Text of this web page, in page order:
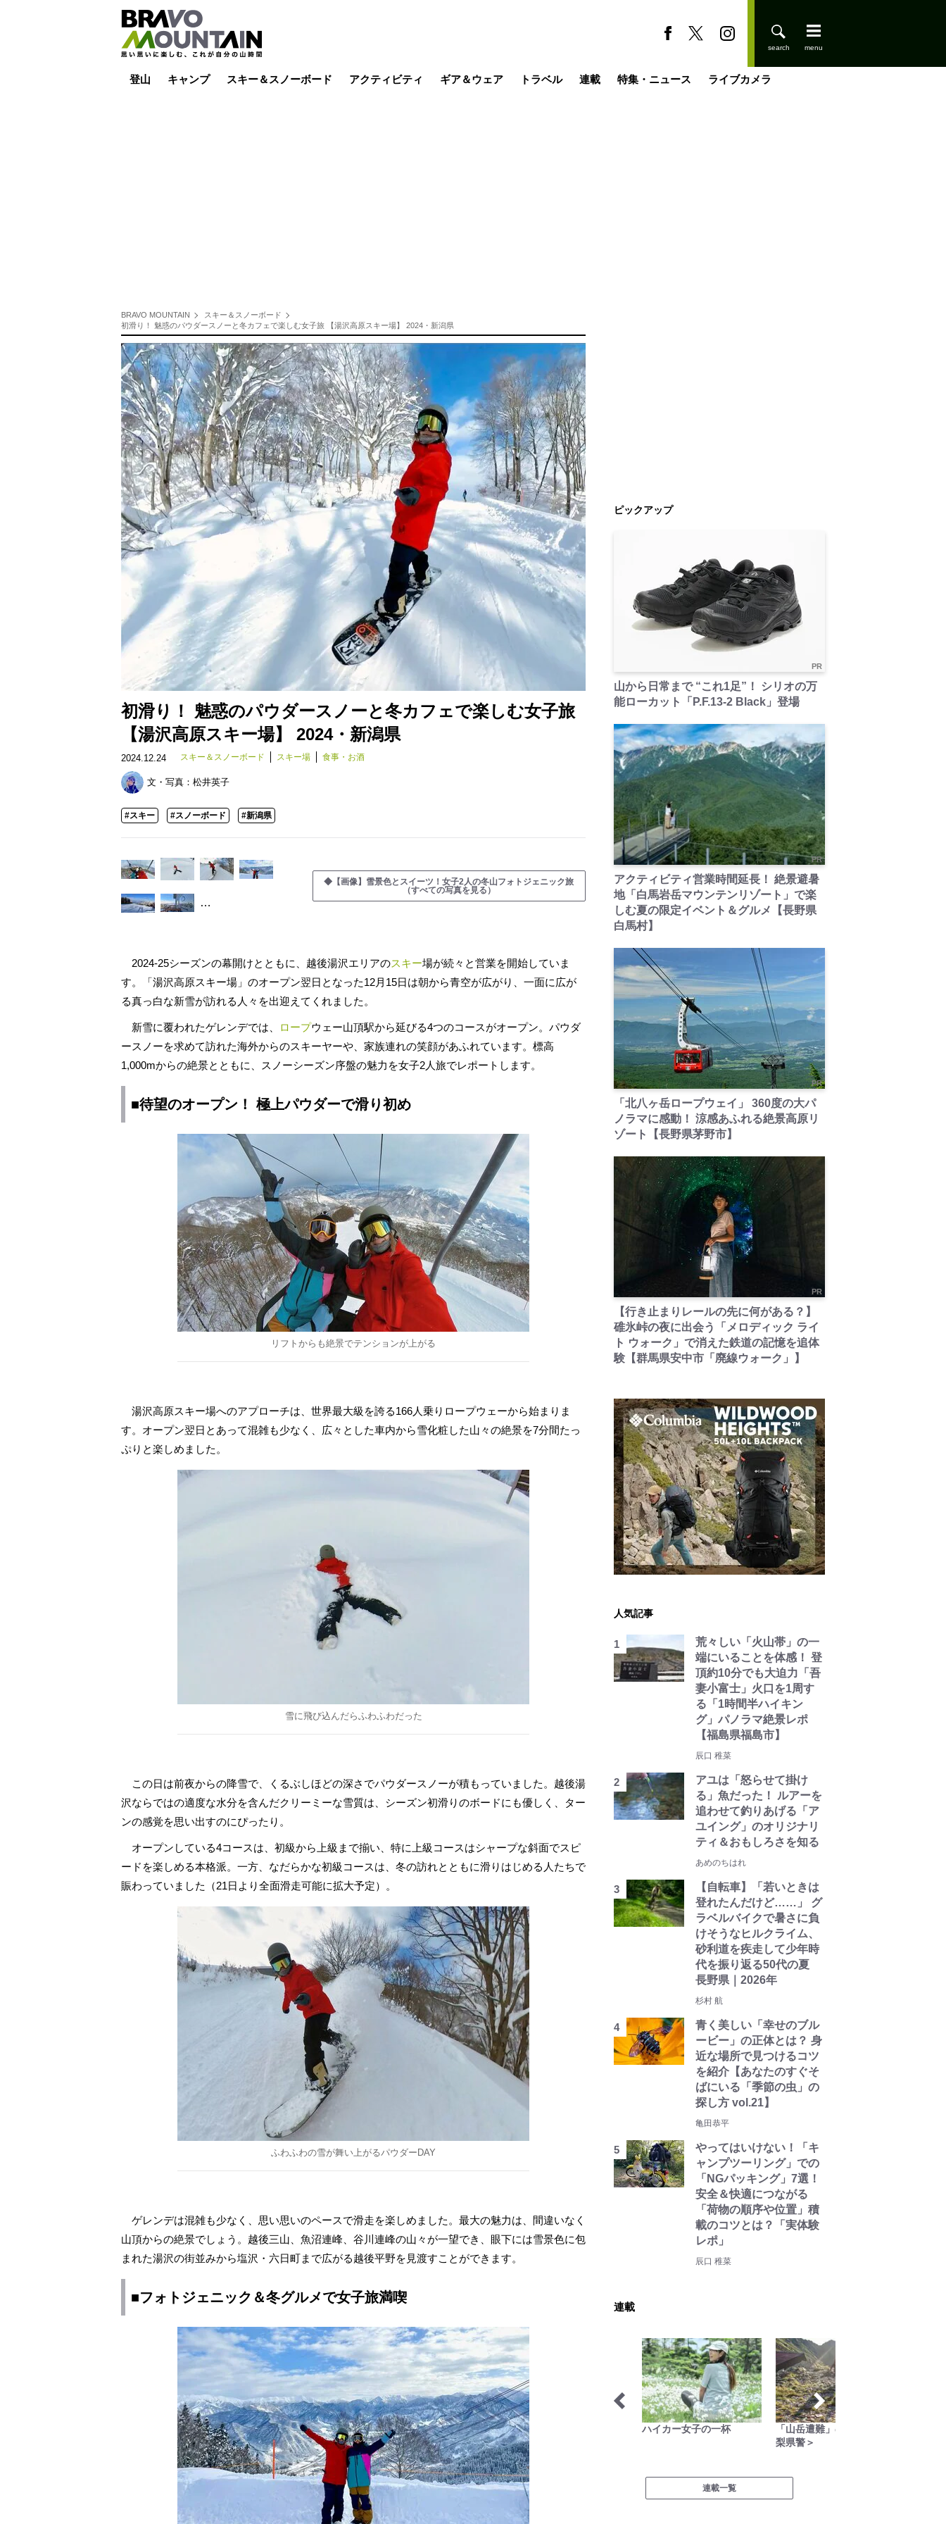
登山 キャンプ スキー＆スノーボード アクティビティ ギア＆ウェア トラベル 連載 特集・ニュース ライブカメラ
BRAVO MOUNTAIN
スキー＆スノーボード
初滑り！ 魅惑のパウダースノーと冬カフェで楽しむ女子旅 【湯沢高原スキー場】 2024・新潟県
初滑り！ 魅惑のパウダースノーと冬カフェで楽しむ女子旅
【湯沢高原スキー場】 2024・新潟県
2024.12.24 スキー＆スノーボード スキー場 食事・お酒
文・写真： 松井英子
#スキー #スノーボード #新潟県
…
◆【画像】雪景色とスイーツ！女子2人の冬山フォトジェニック旅
（すべての写真を見る）
2024-25シーズンの幕開けとともに、越後湯沢エリアのスキー場が続々と営業を開始していま
す。「湯沢高原スキー場」のオープン翌日となった12月15日は朝から青空が広がり、一面に広が
る真っ白な新雪が訪れる人々を出迎えてくれました。
新雪に覆われたゲレンデでは、 ロープウェー山頂駅から延びる4つのコースがオープン。パウダ
ースノーを求めて訪れた海外からのスキーヤーや、家族連れの笑顔があふれています。標高
1,000mからの絶景とともに、スノーシーズン序盤の魅力を女子2人旅でレポートします。
■待望のオープン！ 極上パウダーで滑り初め
リフトからも絶景でテンションが上がる
湯沢高原スキー場へのアプローチは、世界最大級を誇る166人乗りロープウェーから始まりま
す。オープン翌日とあって混雑も少なく、広々とした車内から雪化粧した山々の絶景を7分間たっ
ぷりと楽しめました。
雪に飛び込んだらふわふわだった
この日は前夜からの降雪で、くるぶしほどの深さでパウダースノーが積もっていました。越後湯
沢ならではの適度な水分を含んだクリーミーな雪質は、シーズン初滑りのボードにも優しく、ター
ンの感覚を思い出すのにぴったり。
オープンしている4コースは、初級から上級まで揃い、特に上級コースはシャープな斜面でスピ
ードを楽しめる本格派。一方、なだらかな初級コースは、冬の訪れとともに滑りはじめる人たちで
賑わっていました（21日より全面滑走可能に拡大予定）。
ふわふわの雪が舞い上がるパウダーDAY
ゲレンデは混雑も少なく、思い思いのペースで滑走を楽しめました。最大の魅力は、間違いなく
山頂からの絶景でしょう。越後三山、魚沼連峰、谷川連峰の山々が一望でき、眼下には雪景色に包
まれた湯沢の街並みから塩沢・六日町まで広がる越後平野を見渡すことができます。
■フォトジェニック＆冬グルメで女子旅満喫
ピックアップ
PR
山から日常まで “これ1足”！ シリオの万
能ローカット「P.F.13-2 Black」登場
PR
アクティビティ営業時間延長！ 絶景避暑
地「白馬岩岳マウンテンリゾート」で楽
しむ夏の限定イベント＆グルメ【長野県
白馬村】
PR
「北八ヶ岳ロープウェイ」 360度の大パ
ノラマに感動！ 涼感あふれる絶景高原リ
ゾート【長野県茅野市】
PR
【行き止まりレールの先に何がある？】
碓氷峠の夜に出会う「メロディック ライ
ト ウォーク」で消えた鉄道の記憶を追体
験【群馬県安中市「廃線ウォーク」】
人気記事
荒々しい「火山帯」の一
端にいることを体感！ 登
頂約10分でも大迫力「吾
妻小富士」火口を1周す
る「1時間半ハイキン
グ」パノラマ絶景レポ
【福島県福島市】
辰口 稚菜
アユは「怒らせて掛け
る」魚だった！ ルアーを
追わせて釣りあげる「ア
ユイング」のオリジナリ
ティ＆おもしろさを知る
あめのちはれ
【自転車】「若いときは
登れたんだけど……」 グ
ラベルバイクで暑さに負
けそうなヒルクライム、
砂利道を疾走して少年時
代を振り返る50代の夏
長野県｜2026年
杉村 航
青く美しい「幸せのブル
ービー」の正体とは？ 身
近な場所で見つけるコツ
を紹介【あなたのすぐそ
ばにいる「季節の虫」の
探し方 vol.21】
亀田恭平
やってはいけない！「キ
ャンプツーリング」での
「NGパッキング」7選！
安全＆快適につながる
「荷物の順序や位置」積
載のコツとは？「実体験
レポ」
辰口 稚菜
連載
キジ博士のナチュラリスト
入門
低山小道具＆技術研究所 ハイカー女子の一杯
「山岳遭難」のリアル＜山
梨県警＞
連載一覧